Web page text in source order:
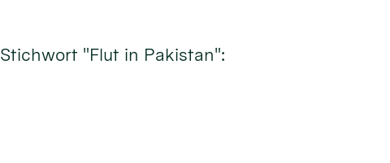
"Flut in Pakis­tan":